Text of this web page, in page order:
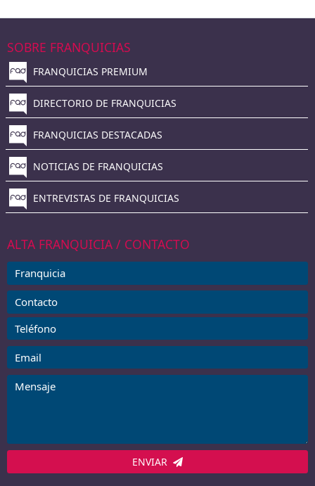
SOBRE FRANQUICIAS
FRANQUICIAS PREMIUM
DIRECTORIO DE FRANQUICIAS
FRANQUICIAS DESTACADAS
NOTICIAS DE FRANQUICIAS
ENTREVISTAS DE FRANQUICIAS
ALTA FRANQUICIA / CONTACTO
ENVIAR